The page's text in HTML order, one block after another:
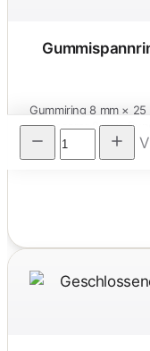
Gummiring 8 mm ×
unserer 8-mm-